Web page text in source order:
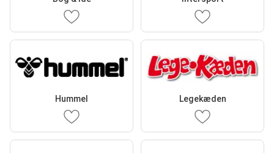
Hummel Legekæden